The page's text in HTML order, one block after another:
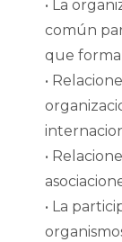
• La
común
que
•
•
• La